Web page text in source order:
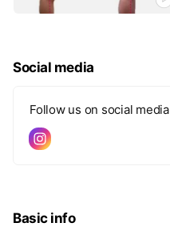
Social media
Follow us on social media
Basic info